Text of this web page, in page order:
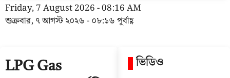
Friday, 7 August 2026 - 08:16 AM
শুক্রবার, ৭ আগস্ট ২০২৬ - ০৮:১৬ পূর্বাহ্ণ
LPG Gas
ভিডিও